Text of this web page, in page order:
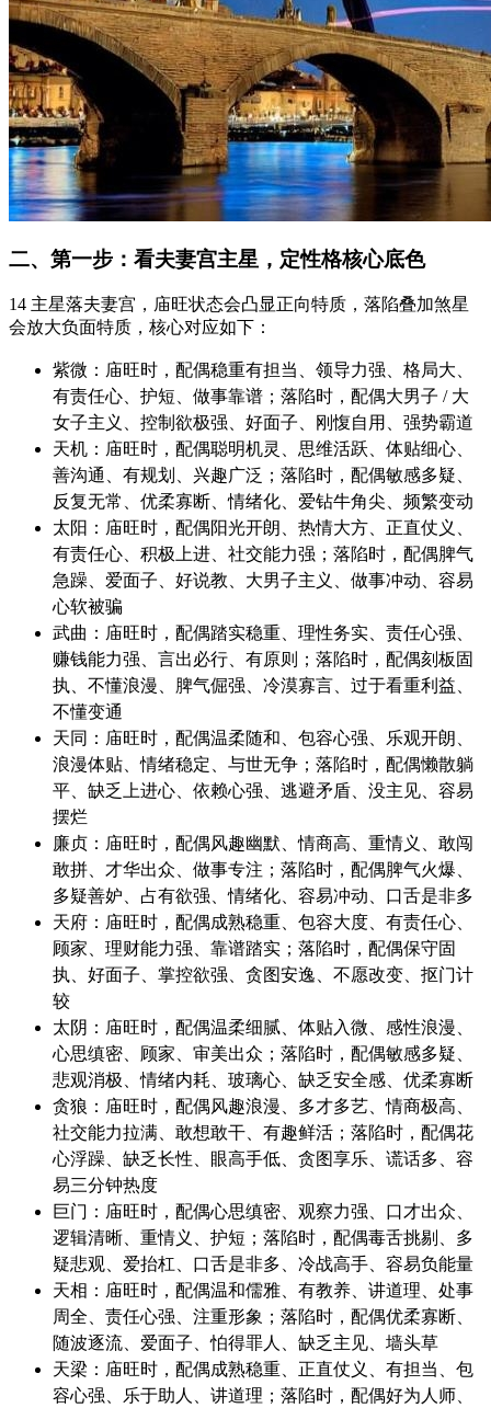
二、第一步：看夫妻宫主星，定性格核心底色
14 主星落夫妻宫，庙旺状态会凸显正向特质，落陷叠加煞星
会放大负面特质，核心对应如下：
紫微：庙旺时，配偶稳重有担当、领导力强、格局大、
有责任心、护短、做事靠谱；落陷时，配偶大男子 / 大
女子主义、控制欲极强、好面子、刚愎自用、强势霸道
天机：庙旺时，配偶聪明机灵、思维活跃、体贴细心、
善沟通、有规划、兴趣广泛；落陷时，配偶敏感多疑、
反复无常、优柔寡断、情绪化、爱钻牛角尖、频繁变动
太阳：庙旺时，配偶阳光开朗、热情大方、正直仗义、
有责任心、积极上进、社交能力强；落陷时，配偶脾气
急躁、爱面子、好说教、大男子主义、做事冲动、容易
心软被骗
武曲：庙旺时，配偶踏实稳重、理性务实、责任心强、
赚钱能力强、言出必行、有原则；落陷时，配偶刻板固
执、不懂浪漫、脾气倔强、冷漠寡言、过于看重利益、
不懂变通
天同：庙旺时，配偶温柔随和、包容心强、乐观开朗、
浪漫体贴、情绪稳定、与世无争；落陷时，配偶懒散躺
平、缺乏上进心、依赖心强、逃避矛盾、没主见、容易
摆烂
廉贞：庙旺时，配偶风趣幽默、情商高、重情义、敢闯
敢拼、才华出众、做事专注；落陷时，配偶脾气火爆、
多疑善妒、占有欲强、情绪化、容易冲动、口舌是非多
天府：庙旺时，配偶成熟稳重、包容大度、有责任心、
顾家、理财能力强、靠谱踏实；落陷时，配偶保守固
执、好面子、掌控欲强、贪图安逸、不愿改变、抠门计
较
太阴：庙旺时，配偶温柔细腻、体贴入微、感性浪漫、
心思缜密、顾家、审美出众；落陷时，配偶敏感多疑、
悲观消极、情绪内耗、玻璃心、缺乏安全感、优柔寡断
贪狼：庙旺时，配偶风趣浪漫、多才多艺、情商极高、
社交能力拉满、敢想敢干、有趣鲜活；落陷时，配偶花
心浮躁、缺乏长性、眼高手低、贪图享乐、谎话多、容
易三分钟热度
巨门：庙旺时，配偶心思缜密、观察力强、口才出众、
逻辑清晰、重情义、护短；落陷时，配偶毒舌挑剔、多
疑悲观、爱抬杠、口舌是非多、冷战高手、容易负能量
天相：庙旺时，配偶温和儒雅、有教养、讲道理、处事
周全、责任心强、注重形象；落陷时，配偶优柔寡断、
随波逐流、爱面子、怕得罪人、缺乏主见、墙头草
天梁：庙旺时，配偶成熟稳重、正直仗义、有担当、包
容心强、乐于助人、讲道理；落陷时，配偶好为人师、